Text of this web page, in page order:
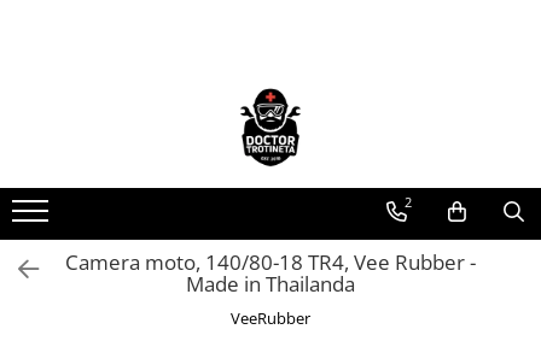
Piese de schimb
https://www.doctortrotineta.ro/electrica
Acceleratie
2
Camera moto, 140/80-18 TR4, Vee Rubber -
Made in Thailanda
VeeRubber